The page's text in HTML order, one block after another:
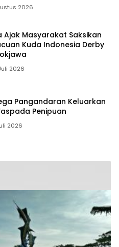
2026
Ajak Masyarakat Saksikan
Kuda Indonesia Derby
2026
Pangandaran Keluarkan
Penipuan
2026